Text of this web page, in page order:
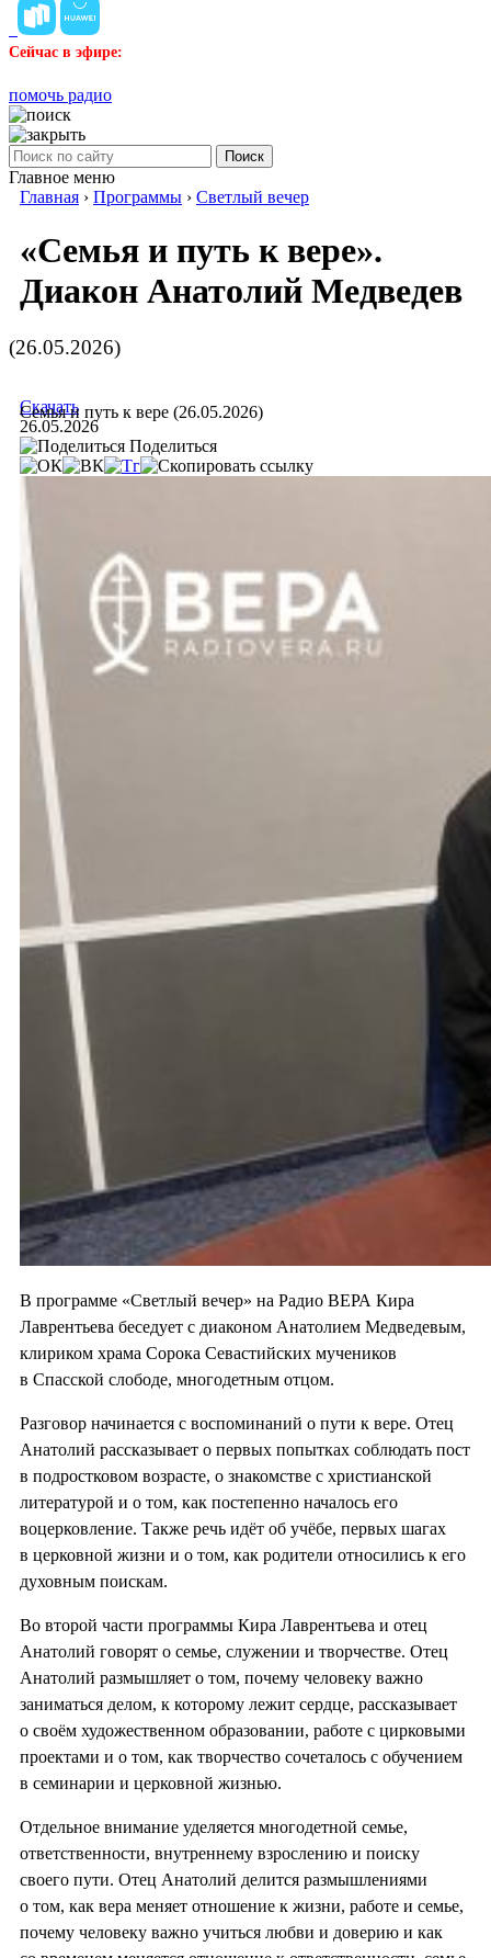
Сейчас в эфире:
помочь радио
Поиск
Главное меню
Главная › Программы › Светлый вечер
«Семья и путь к вере».
Диакон Анатолий Медведев
(26.05.2026)
Семья и путь к вере (26.05.2026)
Скачать
26.05.2026
Поделиться
В программе «Светлый вечер» на Радио ВЕРА Кира
Лаврентьева беседует с диаконом Анатолием Медведевым,
клириком храма Сорока Севастийских мучеников
в Спасской слободе, многодетным отцом.
Разговор начинается с воспоминаний о пути к вере. Отец
Анатолий рассказывает о первых попытках соблюдать пост
в подростковом возрасте, о знакомстве с христианской
литературой и о том, как постепенно началось его
воцерковление. Также речь идёт об учёбе, первых шагах
в церковной жизни и о том, как родители относились к его
духовным поискам.
Во второй части программы Кира Лаврентьева и отец
Анатолий говорят о семье, служении и творчестве. Отец
Анатолий размышляет о том, почему человеку важно
заниматься делом, к которому лежит сердце, рассказывает
о своём художественном образовании, работе с цирковыми
проектами и о том, как творчество сочеталось с обучением
в семинарии и церковной жизнью.
Отдельное внимание уделяется многодетной семье,
ответственности, внутреннему взрослению и поиску
своего пути. Отец Анатолий делится размышлениями
о том, как вера меняет отношение к жизни, работе и семье,
почему человеку важно учиться любви и доверию и как